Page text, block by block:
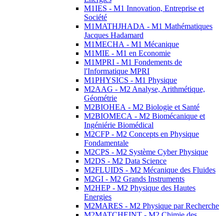
M1IES - M1 Innovation, Entreprise et
Société
M1MATHJHADA - M1 Mathématiques
Jacques Hadamard
M1MECHA - M1 Mécanique
M1MIE - M1 en Economie
M1MPRI - M1 Fondements de
l'Informatique MPRI
M1PHYSICS - M1 Physique
M2AAG - M2 Analyse, Arithmétique,
Géométrie
M2BIOHEA - M2 Biologie et Santé
M2BIOMECA - M2 Biomécanique et
Ingéniérie Biomédical
M2CFP - M2 Concepts en Physique
Fondamentale
M2CPS - M2 Système Cyber Physique
M2DS - M2 Data Science
M2FLUIDS - M2 Mécanique des Fluides
M2GI - M2 Grands Instruments
M2HEP - M2 Physique des Hautes
Energies
M2MARES - M2 Physique par Recherche